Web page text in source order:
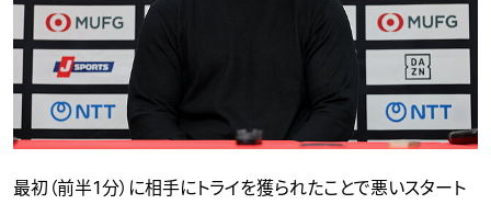
最初（前半1分）に相手にトライを獲られたことで悪いスタート